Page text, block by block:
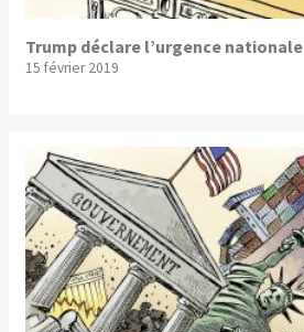
Trump déclare l’urgence nationale
15 février 2019